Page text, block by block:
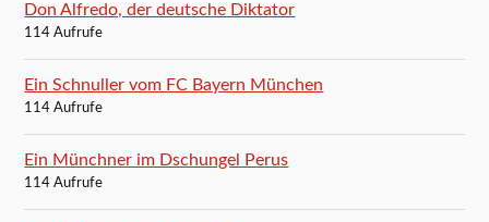
Don Alfredo, der deutsche Diktator
114 Aufrufe
Ein Schnuller vom FC Bayern München
114 Aufrufe
Ein Münchner im Dschungel Perus
114 Aufrufe